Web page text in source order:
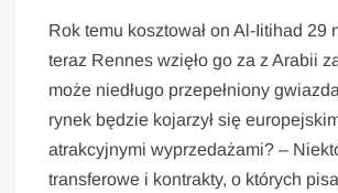
Rok temu kosztował on Al-Iitihad 29
teraz Rennes wzięło go za z Arabii
może niedługo przepełniony
rynek będzie kojarzył się
atrakcyjnymi wyprzedażami? –
transferowe i kontrakty, o których